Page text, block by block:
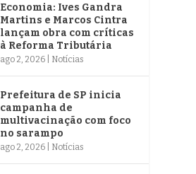
Economia: Ives Gandra
Martins e Marcos Cintra
lançam obra com críticas
à Reforma Tributária
ago 2, 2026 Notícias
Prefeitura de SP inicia
campanha de
multivacinação com foco
no sarampo
ago 2, 2026 Notícias